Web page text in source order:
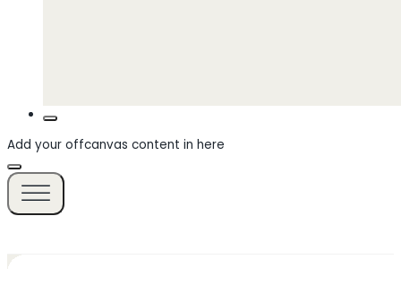
Add your offcanvas content in here